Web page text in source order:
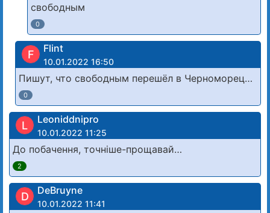
свободным
0
F Flint
10.01.2022 16:50
Пишут, что свободным перешёл в Черноморец…
0
L Leoniddnipro
10.01.2022 11:25
До побачення, точніше-прощавай…
2
D DeBruyne
10.01.2022 11:41